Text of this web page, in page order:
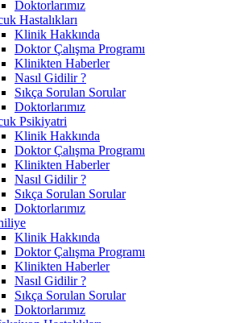
Doktorlarımız
Hastalıkları
Klinik Hakkında
Doktor Çalışma Programı
Klinikten Haberler
Nasıl Gidilir ?
Sıkça Sorulan Sorular
Doktorlarımız
Psikiyatri
Klinik Hakkında
Doktor Çalışma Programı
Klinikten Haberler
Nasıl Gidilir ?
Sıkça Sorulan Sorular
Doktorlarımız
Klinik Hakkında
Doktor Çalışma Programı
Klinikten Haberler
Nasıl Gidilir ?
Sıkça Sorulan Sorular
Doktorlarımız